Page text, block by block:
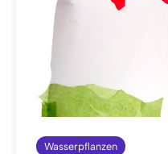
Wasserpflanzen